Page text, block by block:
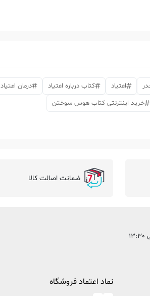
اعتیاد کتاب درباره اعتیاد
درمان اعتیاد
خرید اینترنتی کتاب هوس سوختن
ضمانت اصالت کالا
نماد اعتماد فروشگاه